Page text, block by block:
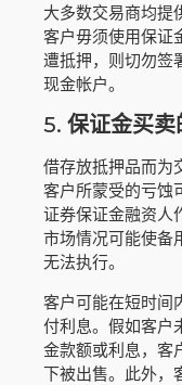
大多数交易商均提
客户毋须使用保证
遭抵押，则切勿签
现金帐户。
5. 保证金买卖
借存放抵押品而为
客户所蒙受的亏蚀
证券保证金融资人
市场情况可能使备
无法执行。
客户可能在短时间
付利息。假如客户
金款额或利息，客
下被出售。此外，